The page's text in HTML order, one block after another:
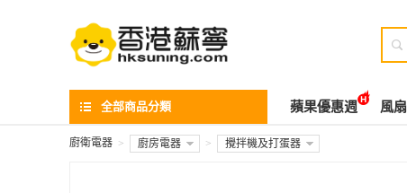

全部商品分類 蘋果優惠週 風扇
廚衛電器 > 廚房電器 > 攪拌機及打蛋器